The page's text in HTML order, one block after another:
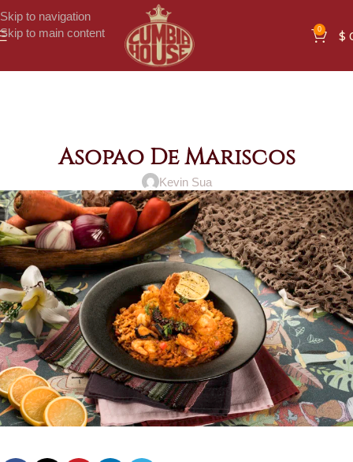
Skip to navigation
Skip to main content
0 $
Asopao De Mariscos
Kevin Sua